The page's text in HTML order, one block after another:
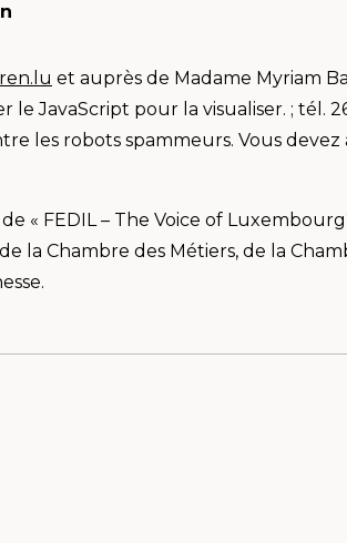
et auprès de Madame Myriam
le JavaScript pour la visualiser. ; tél.
les robots spammeurs. Vous
« FEDIL – The Voice of
la Chambre des Métiers, de la